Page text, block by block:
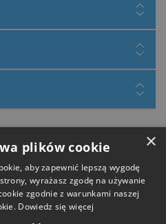
×
plików cookie
aby zapewnić lepszą wygodę
wyrażasz zgodę na używanie
zgodnie z warunkami naszej
Dowiedz się więcej